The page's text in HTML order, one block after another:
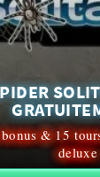
& 15
deluxe